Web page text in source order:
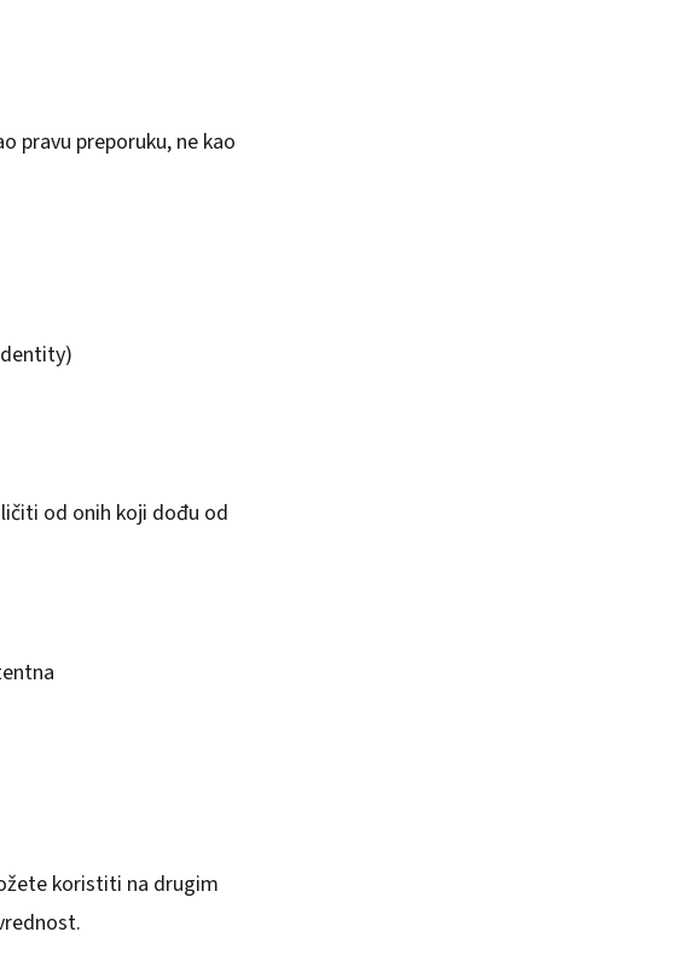
pravu preporuku, ne kao
od onih koji dođu od
koristiti na drugim